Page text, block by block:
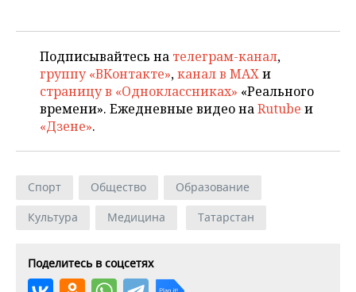
Подписывайтесь на телеграм-канал,
группу «ВКонтакте»,канал в MAXи
страницу в «Одноклассниках» «Реального
времени». Ежедневные видео наRutube и
«Дзене».
Спорт Общество
Образование
Культура
Медицина Татарстан
Поделитесь в соцсетях